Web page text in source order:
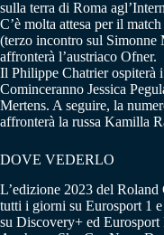
sulla terra di Roma
C’è molta attesa per il match
(terzo incontro sul Simonne
affronterà l’austriaco Ofner.
Il Philippe Chatrier ospiterà
Cominceranno Jessica
Mertens. A seguire, la
affronterà la russa Kamilla
DOVE VEDERLO
L’edizione 2023 del Roland
tutti i giorni su Eurosport 1
su Discovery+ ed